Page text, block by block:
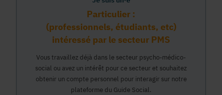
Particulier :
(professionnels, étudiants, etc)
intéressé par le secteur PMS
Vous travaillez déjà dans le secteur psycho-médico-
social ou avez un intérêt pour ce secteur et souhaitez
obtenir un compte personnel pour interagir sur notre
plateforme du Guide Social.